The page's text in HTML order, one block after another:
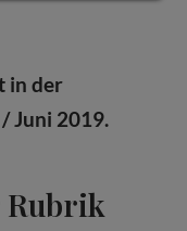
in der
Juni 2019.
Rubrik